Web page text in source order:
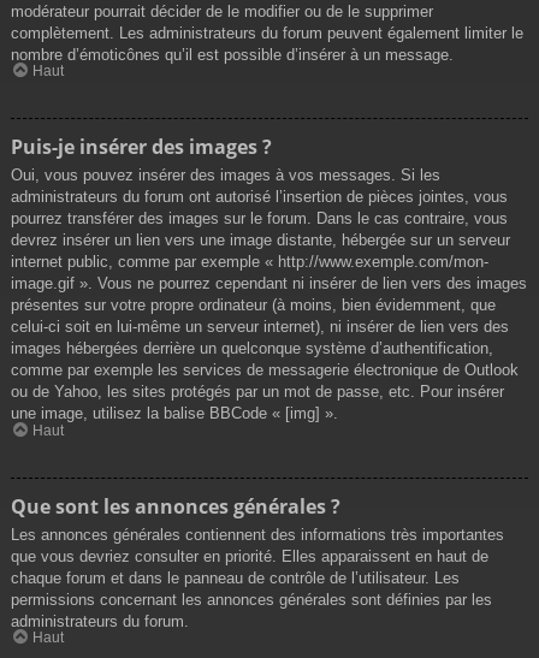
modérateur pourrait décider de le modifier ou de le supprimer
complètement. Les administrateurs du forum peuvent également limiter le
nombre d’émoticônes qu’il est possible d’insérer à un message.
Haut
Puis-je insérer des images ?
Oui, vous pouvez insérer des images à vos messages. Si les
administrateurs du forum ont autorisé l’insertion de pièces jointes, vous
pourrez transférer des images sur le forum. Dans le cas contraire, vous
devrez insérer un lien vers une image distante, hébergée sur un serveur
internet public, comme par exemple « http://www.exemple.com/mon-
image.gif ». Vous ne pourrez cependant ni insérer de lien vers des images
présentes sur votre propre ordinateur (à moins, bien évidemment, que
celui-ci soit en lui-même un serveur internet), ni insérer de lien vers des
images hébergées derrière un quelconque système d’authentification,
comme par exemple les services de messagerie électronique de Outlook
ou de Yahoo, les sites protégés par un mot de passe, etc. Pour insérer
une image, utilisez la balise BBCode « [img] ».
Haut
Que sont les annonces générales ?
Les annonces générales contiennent des informations très importantes
que vous devriez consulter en priorité. Elles apparaissent en haut de
chaque forum et dans le panneau de contrôle de l’utilisateur. Les
permissions concernant les annonces générales sont définies par les
administrateurs du forum.
Haut